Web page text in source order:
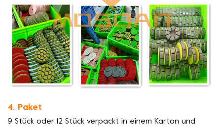
4. Paket
9 Stück oder 12 Stück verpackt in einem Karton und